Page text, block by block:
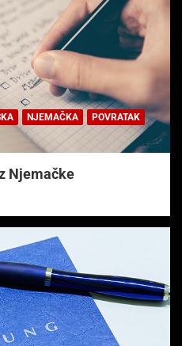
NJEMAČKA
POVRATAK
Njemačke